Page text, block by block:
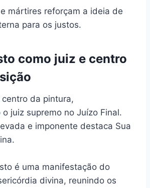
mártires reforçam a ideia de
para os justos.
como juiz e centro
da pintura,
juiz supremo no Juízo Final.
e imponente destaca Sua
é uma manifestação do
divina, reunindo os